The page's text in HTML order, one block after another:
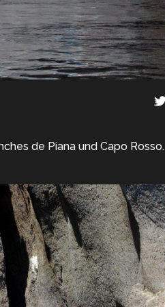
de Piana und Capo Rosso.